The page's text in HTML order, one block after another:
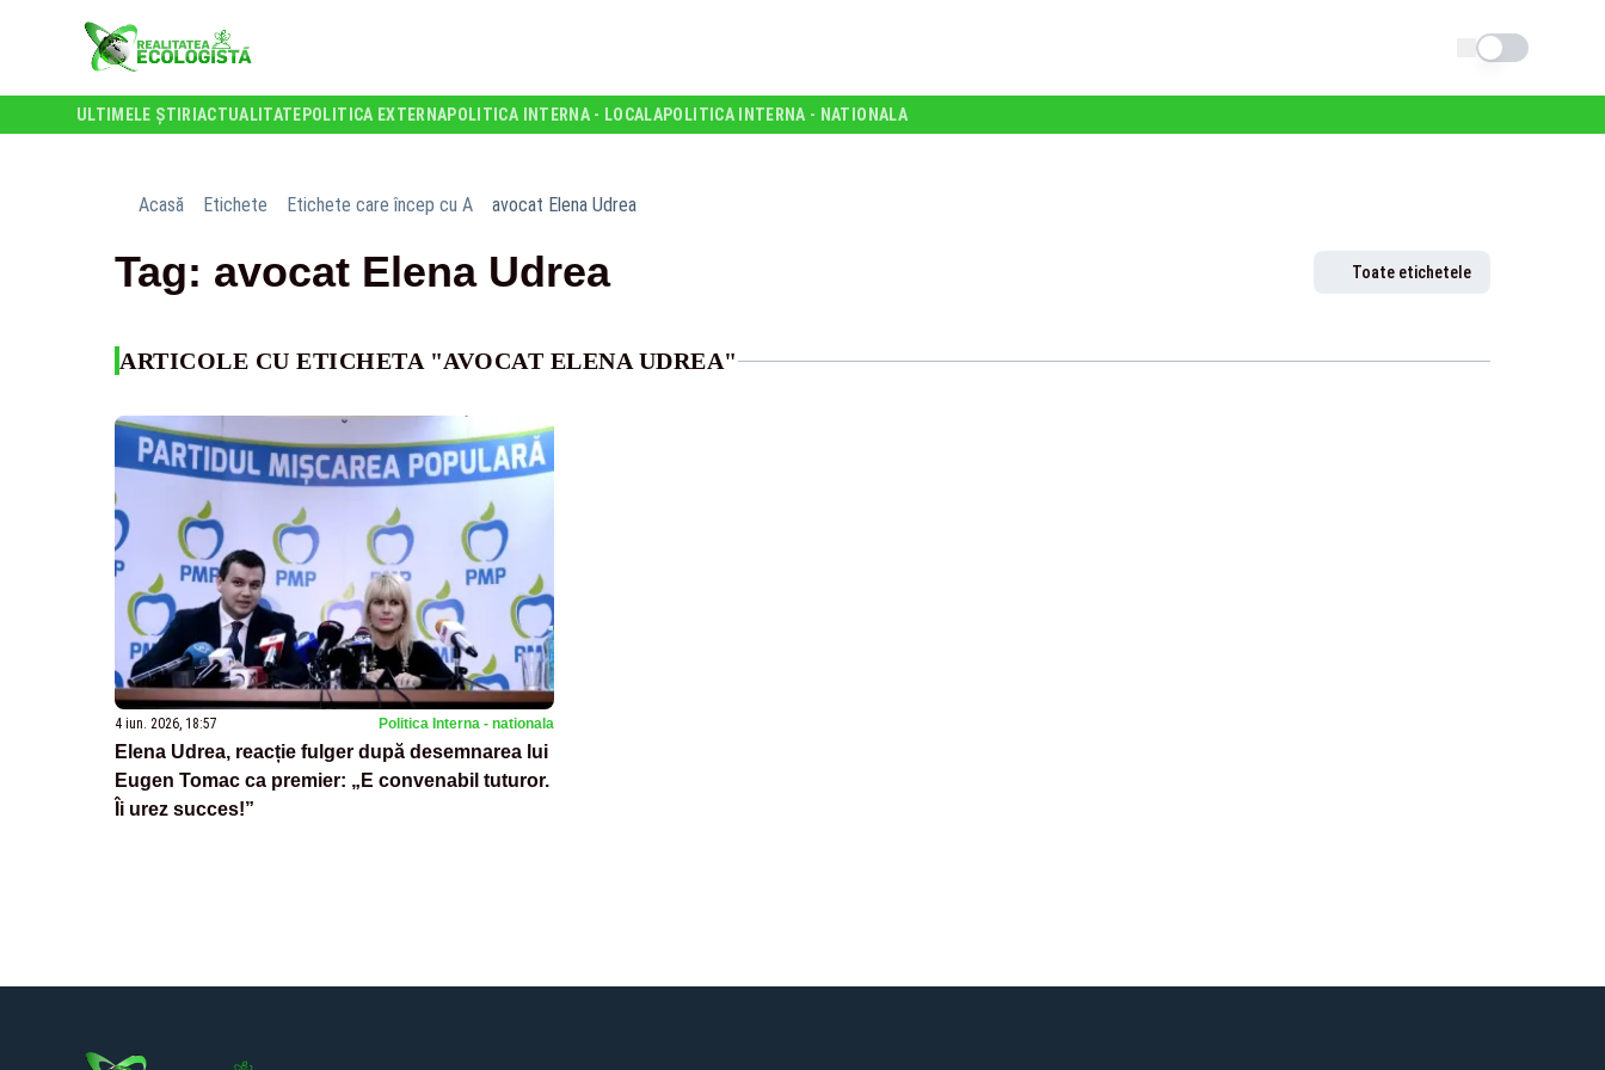
Schimba tema
ULTIMELE ȘTIRI ACTUALITATE POLITICA EXTERNAPOLITICA INTERNA - LOCALAPOLITICA INTERNA - NATIONALA
Acasă Etichete Etichete care încep cu A avocat Elena Udrea
Tag: avocat Elena Udrea Toate etichetele
ARTICOLE CU ETICHETA "AVOCAT ELENA UDREA"
4 iun. 2026, 18:57 Politica Interna - nationala
Elena Udrea, reacție fulger după desemnarea lui
Eugen Tomac ca premier: „E convenabil tuturor.
Îi urez succes!”